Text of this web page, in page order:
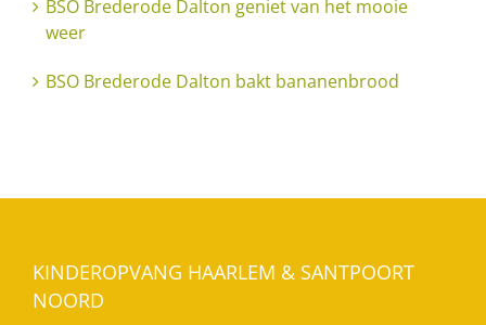
BSO Brederode Dalton geniet van het mooie
weer
BSO Brederode Dalton bakt bananenbrood
KINDEROPVANG HAARLEM & SANTPOORT
NOORD